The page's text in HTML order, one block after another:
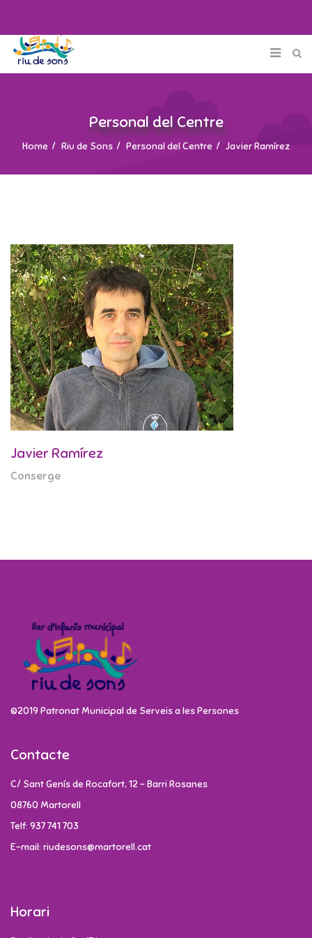
Personal del Centre
Home Riu de Sons Personal del Centre Javier Ramírez
Javier Ramírez
Conserge
©2019 Patronat Municipal de Serveis a les Persones
Contacte
C/ Sant Genís de Rocafort, 12 - Barri Rosanes
08760 Martorell
Telf: 937 741 703
E-mail: riudesons@martorell.cat
Horari